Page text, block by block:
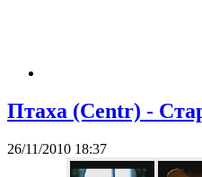
Птаха (Centr) -
26/11/2010 18:37